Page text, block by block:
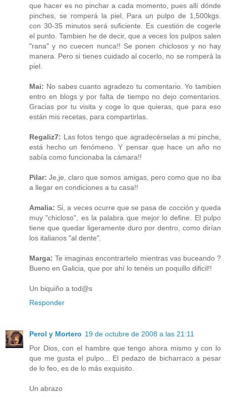
que hacer es no pinchar a cada momento, pues allí dónde
pinches, se romperá la piel. Para un pulpo de 1,500kgs.
con 30-35 minutos será suficiente. Es cuestión de cogerle
el punto. Tambien he de decir, que a veces los pulpos salen
"rana" y no cuecen nunca!! Se ponen chiclosos y no hay
manera. Pero si tienes cuidado al cocerlo, no se romperá la
piel.
Mai: No sabes cuanto agradezo tu comentario. Yo tambien
entro en blogs y por falta de tiempo no dejo comentarios.
Gracias por tu visita y coge lo que quieras, que para eso
están mis recetas, para compartirlas.
Regaliz7: Las fotos tengo que agradecérselas a mi pinche,
está hecho un fenómeno. Y pensar que hace un año no
sabía como funcionaba la cámara!!
Pilar: Je,je, claro que somos amigas, pero como que no iba
a llegar en condiciones a tu casa!!
Amalia: Si, a veces ocurre que se pasa de cocción y queda
muy "chicloso", es la palabra que mejor lo define. El pulpo
tiene que quedar ligeramente duro por dentro, como dirían
los italianos "al dente".
Marga: Te imaginas encontrartelo mientras vas buceando ?
Bueno en Galicia, que por ahí lo tenéis un poquillo dificil!!
Un biquiño a tod@s
Responder
Perol y Mortero 19 de octubre de 2008 a las 21:11
Por Dios, con el hambre que tengo ahora mismo y con lo
que me gusta el pulpo... El pedazo de bicharraco a pesar
de lo feo, es de lo más exquisito.
Un abrazo